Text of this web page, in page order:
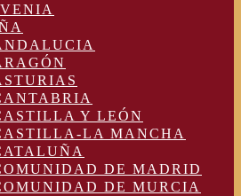
Y LEÓN
LA MANCHA
DE MADRID
DE MURCIA